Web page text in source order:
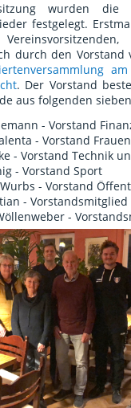
wurden die
festgelegt.
durch den Vorstand
. Der Vorstand
aus folgenden
- Vorstand
- Vorstand
- Vorstand Technik
- Vorstand Sport
- Vorstand
- Vorstandsmitglied
-